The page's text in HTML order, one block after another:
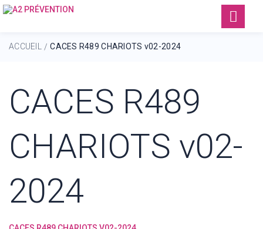
ACCUEIL / CACES R489 CHARIOTS v02-2024
CACES R489
CHARIOTS v02-
2024